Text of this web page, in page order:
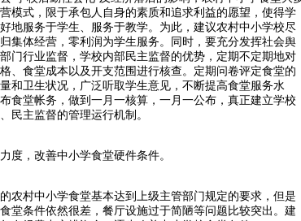
模式，限于承包人自身的素质和追求利益的愿望，使得学
地服务于学生、服务于教学。为此，建议农村中小学校尽
集体经营，零利润为学生服务。同时，要充分发挥社会舆
门行业监督，学校内部民主监督的优势，定期不定期地对
、食堂成本以及开支范围进行核查。定期问卷评定食堂的
和卫生状况，广泛听取学生意见，不断提高食堂服务水
食堂帐务，做到一月一核算，一月一公布，真正建立学校
民主监督的管理运行机制。
，改善中小学食堂硬件条件。
村中小学食堂基本达到上级主管部门规定的要求，但是
堂条件依然很差，餐厅设施过于简陋等问题比较突出。建